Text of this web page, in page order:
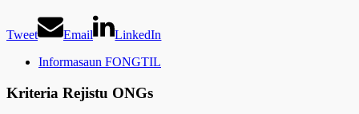
Tweet Email
LinkedIn
Informasaun FONGTIL
Kriteria Rejistu ONGs